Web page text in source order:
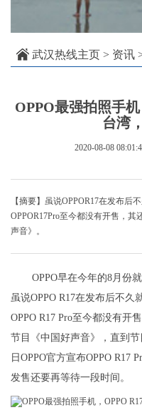
武汉热线主页 > 资讯
OPPO最强拍照手
台湾
2020-08-08
【摘要】虽说OPPOR17在发布后
OPPOR17Pro至今都没有开售，
声音》。
OPPO早在今年的8月份
虽说OPPO R17在发布后不
OPPO R17 Pro至今都没有开
节目《中国好声音》，直到
日OPPO官方宣布OPPO R17
发售还要再等待一段时间。